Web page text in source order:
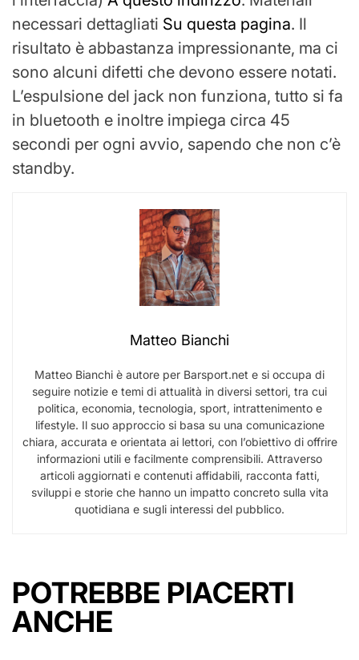
necessari dettagliati Su questa pagina. Il
risultato è abbastanza impressionante, ma ci
sono alcuni difetti che devono essere notati.
L’espulsione del jack non funziona, tutto si fa
in bluetooth e inoltre impiega circa 45
secondi per ogni avvio, sapendo che non c’è
standby.
Matteo Bianchi
Matteo Bianchi è autore per Barsport.net e si occupa di
seguire notizie e temi di attualità in diversi settori, tra cui
politica, economia, tecnologia, sport, intrattenimento e
lifestyle. Il suo approccio si basa su una comunicazione
chiara, accurata e orientata ai lettori, con l’obiettivo di offrire
informazioni utili e facilmente comprensibili. Attraverso
articoli aggiornati e contenuti affidabili, racconta fatti,
sviluppi e storie che hanno un impatto concreto sulla vita
quotidiana e sugli interessi del pubblico.
POTREBBE PIACERTI
ANCHE